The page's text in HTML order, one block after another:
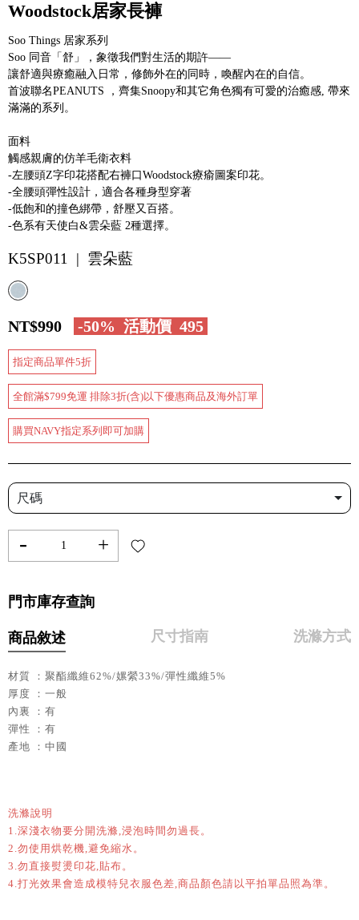
Woodstock居家長褲
Soo Things 居家系列
Soo 同音「舒」，象徵我們對生活的期許——
讓舒適與療癒融入日常，修飾外在的同時，喚醒內在的自信。
首波聯名PEANUTS ，齊集Snoopy和其它角色獨有可愛的治癒感, 帶來
滿滿的系列。
面料
觸感親膚的仿羊毛衛衣料
-左腰頭Z字印花搭配右褲口Woodstock療瘉圖案印花。
-全腰頭彈性設計，適合各種身型穿著
-低飽和的撞色綁帶，舒壓又百搭。
-色系有天使白&雲朵藍 2種選擇。
K5SP011 | 雲朵藍
NT$990 -50% 活動價 495
指定商品單件5折
全館滿$799免運 排除3折(含)以下優惠商品及海外訂單
購買NAVY指定系列即可加購
尺碼
- +
門市庫存查詢
商品敘述 尺寸指南 洗滌方式
材質 ：聚酯纖維62%/嫘縈33%/彈性纖維5%
厚度 ：一般
內裏 ：有
彈性 ：有
產地 ：中國
洗滌說明
1.深淺衣物要分開洗滌,浸泡時間勿過長。
2.勿使用烘乾機,避免縮水。
3.勿直接熨燙印花,貼布。
4.打光效果會造成模特兒衣服色差,商品顏色請以平拍單品照為準。